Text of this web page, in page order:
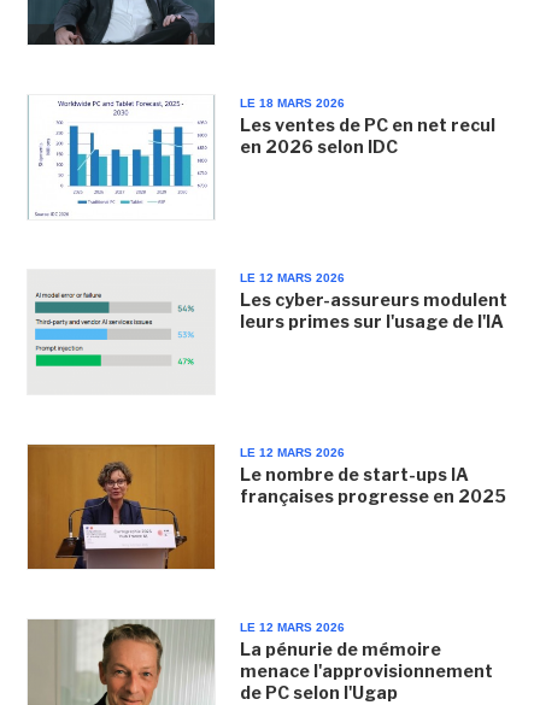
LE 18 MARS 2026
Les ventes de PC en net recul
en 2026 selon IDC
LE 12 MARS 2026
Les cyber-assureurs modulent
leurs primes sur l'usage de l'IA
LE 12 MARS 2026
Le nombre de start-ups IA
françaises progresse en 2025
LE 12 MARS 2026
La pénurie de mémoire
menace l'approvisionnement
de PC selon l'Ugap